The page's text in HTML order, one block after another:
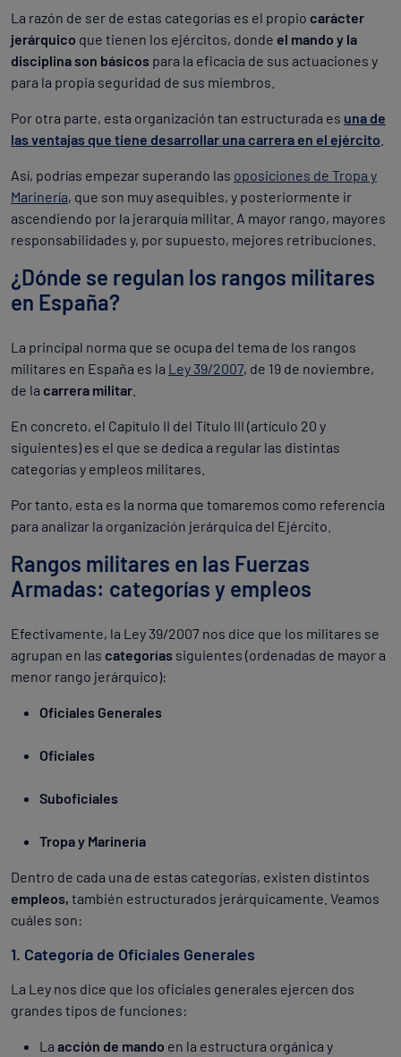
La razón de ser de estas categorías es el propio carácter
jerárquico que tienen los ejércitos, donde el mando y la
disciplina son básicos para la eficacia de sus actuaciones y
para la propia seguridad de sus miembros.
Por otra parte, esta organización tan estructurada es una de
las ventajas que tiene desarrollar una carrera en el ejército
Así, podrías empezar superando las oposiciones de Tropa y
Marinería, que son muy asequibles, y posteriormente ir
ascendiendo por la jerarquía militar. A mayor rango, mayores
responsabilidades y, por supuesto, mejores retribuciones.
¿Dónde se regulan los rangos militares
en España?
La principal norma que se ocupa del tema de los rangos
militares en España es la Ley 39/2007, de 19 de noviembre,
de la carrera militar
En concreto, el Capítulo II del Título III (artículo 20 y
siguientes) es el que se dedica a regular las distintas
categorías y empleos militares.
Por tanto, esta es la norma que tomaremos como referencia
para analizar la organización jerárquica del Ejército.
Rangos militares en las Fuerzas
Armadas: categorías y empleos
Efectivamente, la Ley 39/2007 nos dice que los militares se
agrupan en las categorías siguientes (ordenadas de mayor a
menor rango jerárquico):
Oficiales Generales
Oficiales
Suboficiales
Tropa y Marinería
Dentro de cada una de estas categorías, existen distintos
empleos, también estructurados jerárquicamente. Veamos
cuáles son:
1. Categoría de Oficiales Generales
La Ley nos dice que los oficiales generales ejercen dos
grandes tipos de funciones:
La acción de mando en la estructura orgánica y